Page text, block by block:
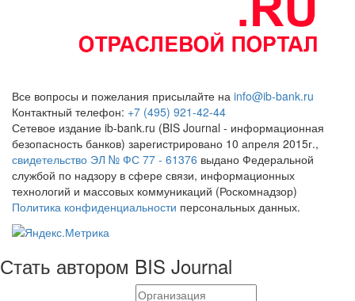
Все вопросы и пожелания присылайте на info@ib-bank.ru
Контактный телефон: +7 (495) 921-42-44
Сетевое издание ib-bank.ru (BIS Journal - информационная
безопасность банков) зарегистрировано 10 апреля 2015г.,
свидетельство ЭЛ № ФС 77 - 61376 выдано Федеральной
службой по надзору в сфере связи, информационных
технологий и массовых коммуникаций (Роскомнадзор)
Политика конфиденциальности персональных данных.
Стать автором BIS Journal